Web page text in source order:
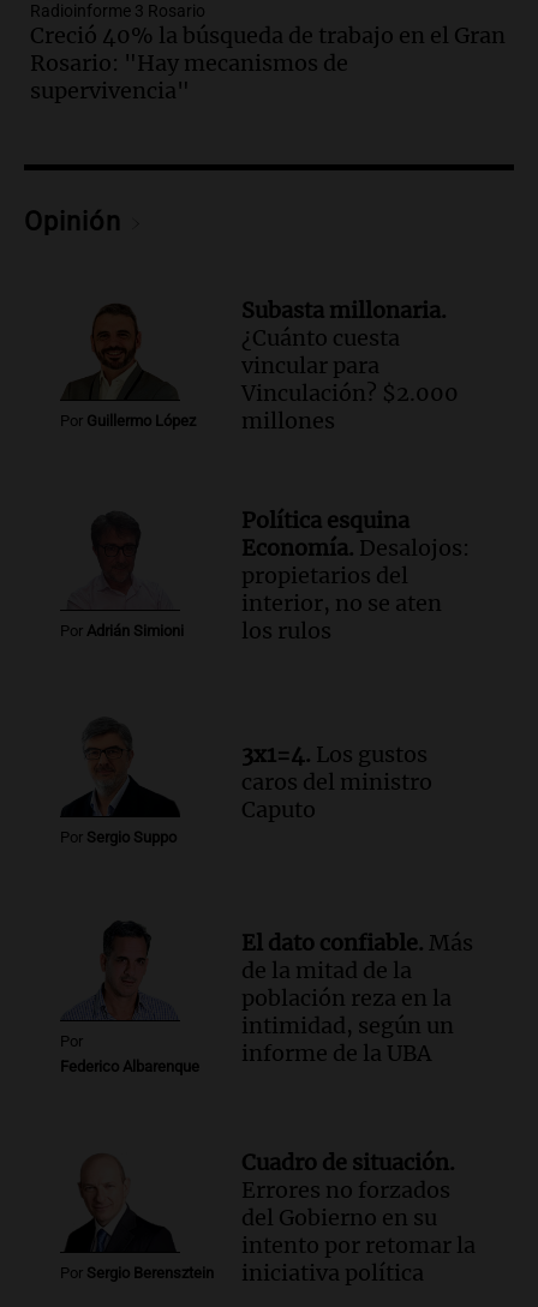
Audio. Del fitness a la longevidad: por
qué crece el consumo de alimentos con
proteínas
Una mañana para todos
Audio.Investigan un asalto millonario a
María
Audio.
La construcción en Argentina
cayó 4,1% en junio pero acumula un
aumento del 2,8% en el semestre
Panorama Federal
Episodios
Panorama Federal
Episodios
La justicia niega pedido de
Facundo Moyano para levantar
perimetral sobre Candela Arizaga
Radioinforme 3 Rosario
Creció 40% la búsqueda de trabajo en el Gran
Rosario: "Hay mecanismos de
supervivencia"
Opinión
Por Guillermo López
Subasta millonaria.
¿Cuánto cuesta
vincular para
Vinculación? $2.000
millones
Por Adrián Simioni
Política esquina
Economía. Desalojos:
propietarios del
interior, no se aten
los rulos
Por Sergio Suppo
3x1=4. Los gustos
caros del ministro
Caputo
Por
Federico Albarenque
El dato confiable. Más
de la mitad de la
población reza en la
intimidad, según un
informe de la UBA
Por Sergio Berensztein
Cuadro de situación.
Errores no forzados
del Gobierno en su
intento por retomar la
iniciativa política